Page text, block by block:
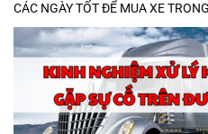
CÁC NGÀY TỐT ĐỂ MUA XE